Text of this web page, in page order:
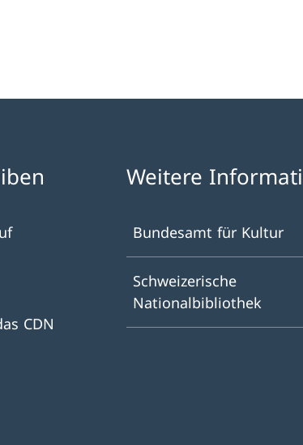
CDN
Weitere
Bundesamt für Kultur
Schweizerische
Nationalbibliothek